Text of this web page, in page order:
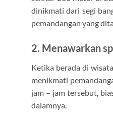
dinikmati dari segi
pemandangan yang
2. Menawarkan
Ketika berada di
menikmati
jam – jam tersebut,
dalamnya.